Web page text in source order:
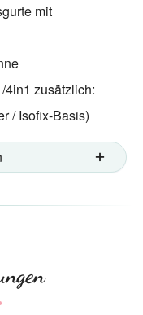
mit
4in1 zusätzlich:
/ Isofix-Basis)